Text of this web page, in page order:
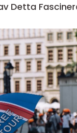
Detta